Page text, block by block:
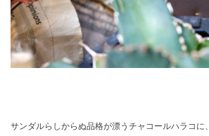
サンダルらしからぬ品格が漂うチャコールハラコに、